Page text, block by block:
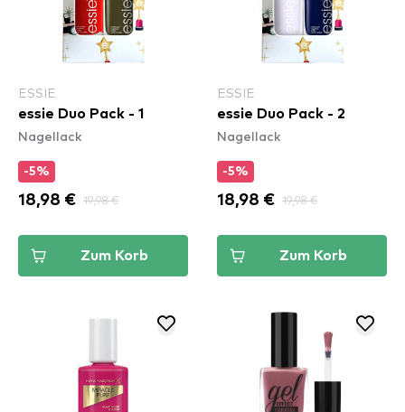
ESSIE
essie Duo Pack - 1
Nagellack
-5%
18,98 € 19,98 €
Zum Korb
ESSIE
essie Duo Pack - 2
Nagellack
-5%
18,98 € 19,98 €
Zum Korb